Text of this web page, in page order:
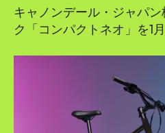
キャノンデール・ジャパ
ク「コンパクトネオ」を1